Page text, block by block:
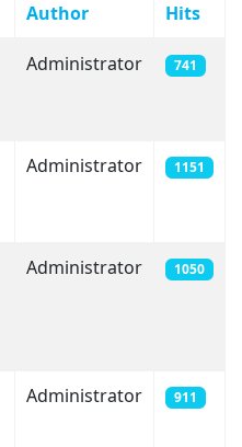
Author Hits
Administrator 741
Administrator 1151
Administrator 1050
Administrator 911